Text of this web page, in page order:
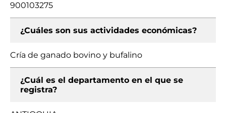
900103275
¿Cuáles son sus actividades económicas?
Cría de ganado bovino y bufalino
¿Cuál es el departamento en el que se
registra?